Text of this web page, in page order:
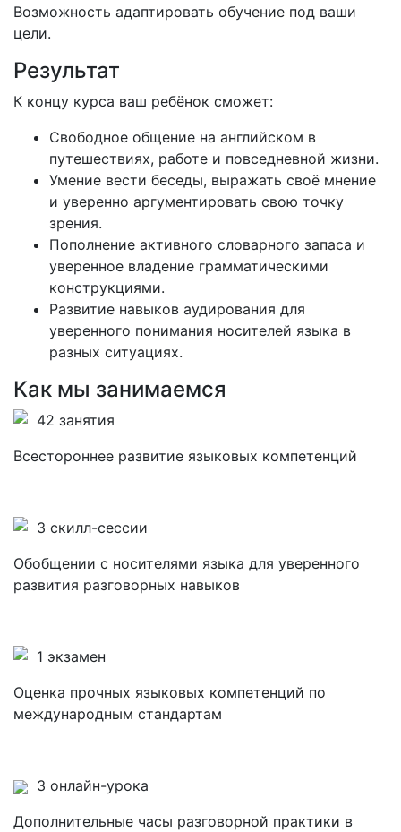
Возможность адаптировать обучение под ваши
цели.
Результат
К концу курса ваш ребёнок сможет:
Свободное общение на английском в
путешествиях, работе и повседневной жизни.
Умение вести беседы, выражать своё мнение
и уверенно аргументировать свою точку
зрения.
Пополнение активного словарного запаса и
уверенное владение грамматическими
конструкциями.
Развитие навыков аудирования для
уверенного понимания носителей языка в
разных ситуациях.
Как мы занимаемся
42 занятия
Всестороннее развитие языковых компетенций
3 скилл-сессии
Обобщении с носителями языка для уверенного
развития разговорных навыков
1 экзамен
Оценка прочных языковых компетенций по
международным стандартам
3 онлайн-урока
Дополнительные часы разговорной практики в